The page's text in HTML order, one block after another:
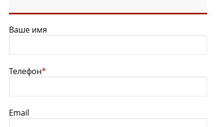
Ваше имя
Телефон*
Email